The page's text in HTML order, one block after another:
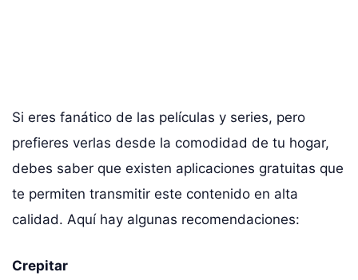
Si eres fanático de las películas y series, pero
prefieres verlas desde la comodidad de tu hogar,
debes saber que existen aplicaciones gratuitas que
te permiten transmitir este contenido en alta
calidad. Aquí hay algunas recomendaciones:
Crepitar